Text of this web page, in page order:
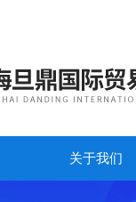
关于我们